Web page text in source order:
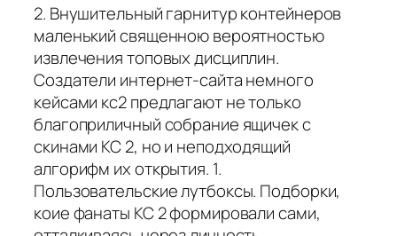
2. Внушительный гарнитур контейнеров
маленький священною вероятностью
извлечения топовых дисциплин.
Создатели интернет-сайта немного
кейсами кс2 предлагают не только
благоприличный собрание ящичек с
скинами КС 2, но и неподходящий
алгорифм их открытия. 1.
Пользовательские лутбоксы. Подборки,
коие фанаты КС 2 формировали сами,